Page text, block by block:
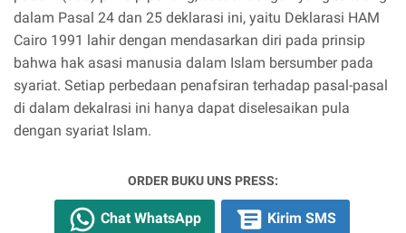
dalam Pasal 24 dan 25 deklarasi ini, yaitu Deklarasi HAM
Cairo 1991 lahir dengan mendasarkan diri pada prinsip
bahwa hak asasi manusia dalam Islam bersumber pada
syariat. Setiap perbedaan penafsiran terhadap pasal-pasal
di dalam dekalrasi ini hanya dapat diselesaikan pula
dengan syariat Islam.
ORDER BUKU UNS PRESS:
Chat WhatsApp Kirim SMS